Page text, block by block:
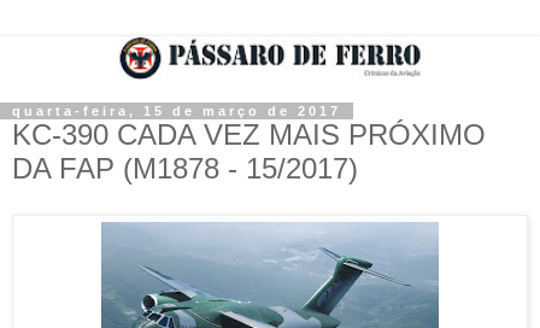
quarta-feira, 15 de março de 2017
KC-390 CADA VEZ MAIS PRÓXIMO
DA FAP (M1878 - 15/2017)